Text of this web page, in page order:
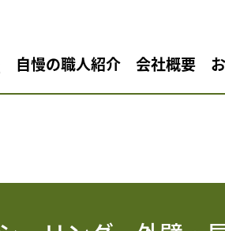
自慢の職人紹介 会社概要